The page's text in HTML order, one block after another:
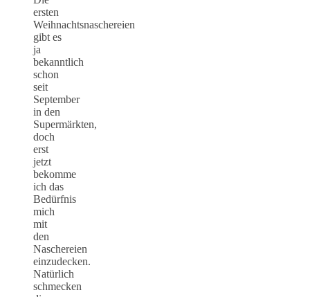
ersten
Weihnachtsnaschereien
gibt es
ja
bekanntlich
schon
seit
September
in den
Supermärkten,
doch
erst
jetzt
bekomme
ich das
Bedürfnis
mich
mit
den
Naschereien
einzudecken.
Natürlich
schmecken